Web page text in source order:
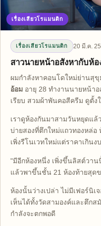
เรื่องเสียวโรแมนติก
เรื่องเสียวโรแมนติก 20 มี.ค.
สาวนายหน้าอสังหากับห้อ
ผมกำลังหาคอนโดใหม่ย่านสุ
อ้อม อายุ 28 ทำงานนายหน้า
เรียบ สวมผ้าพันคอสีครีม ดูตั้ง
เราดูห้องกันมาสามวันหยุดแ
บ่ายสองที่ตึกใหม่แถวทองหล่อ
เพิ่งรีโนเวทใหม่แต่ราคาเกินงบ
"มีอีกห้องหนึ่ง เพิ่งขึ้นลิสต์วาน
แล้วพาขึ้นชั้น 21 ห้องท้ายสุด
ห้องนั้นว่างเปล่า ไม่มีเฟอร์นิ
เห็นได้ทั้งวัดสามองค์และตึกส
กำลังจะตกพอดี